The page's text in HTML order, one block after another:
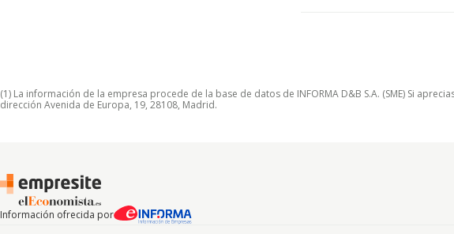
(1) La información de la empresa procede de la base de datos de INFORMA D&B S.A. (SME) Si
dirección Avenida de Europa, 19, 28108, Madrid.
Información ofrecida por